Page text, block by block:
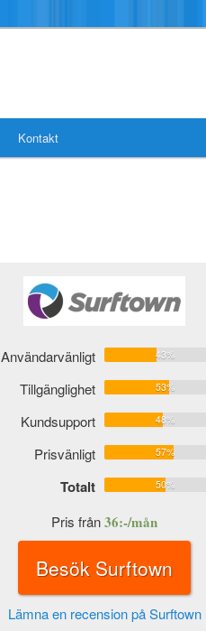
Kontakt
Användarvänligt 43%
Tillgänglighet 53%
Kundsupport 48%
Prisvänligt 57%
Totalt 50%
Pris från36:-/mån
Besök Surftown
Lämna en recension på Surftown